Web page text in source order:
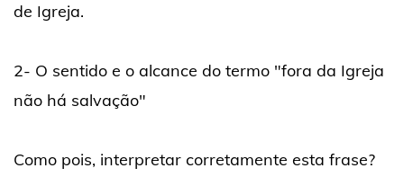
de Igreja.
2- O sentido e o alcance do termo "fora da Igreja
não há salvação"
Como pois, interpretar corretamente esta frase?